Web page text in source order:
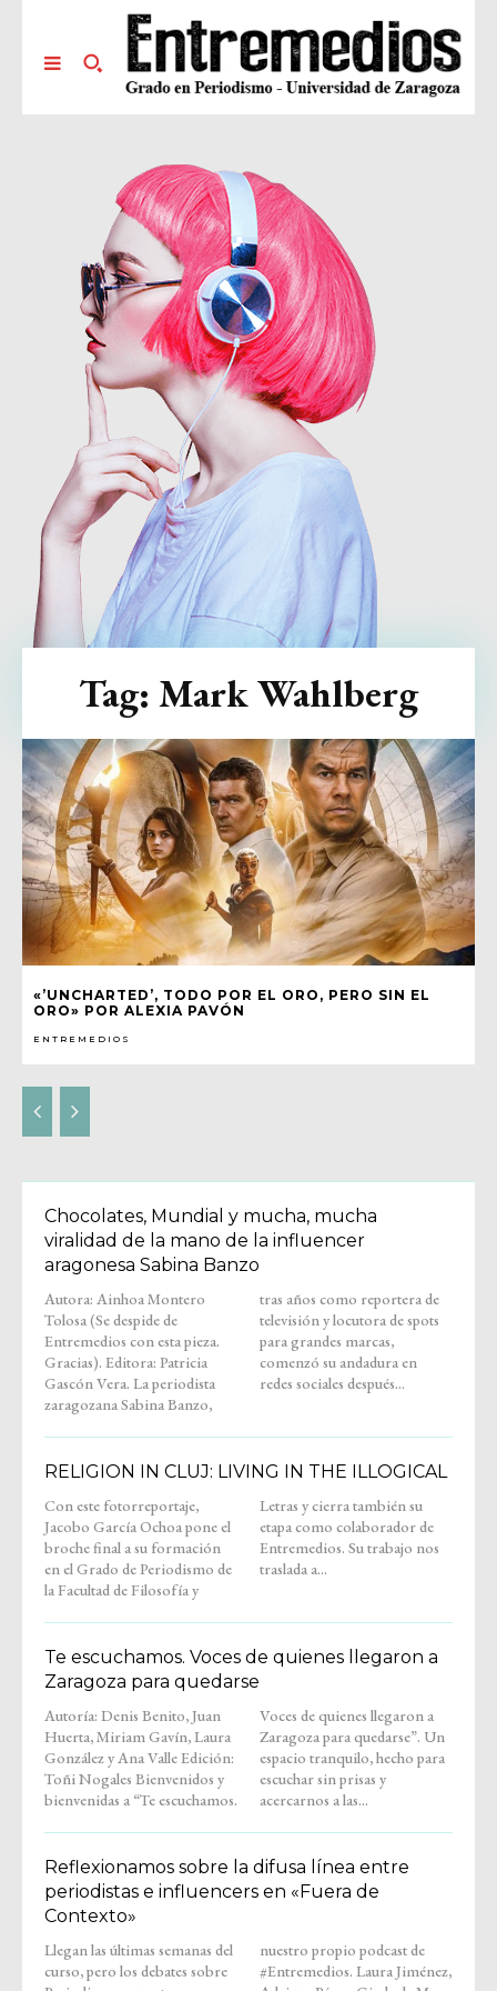
«’UNCHARTED’, TODO POR EL ORO, PERO SIN EL
ORO» POR ALEXIA PAVÓN
ENTREMEDIOS
Tag: Mark Wahlberg
Chocolates, Mundial y mucha, mucha
viralidad de la mano de la influencer
aragonesa Sabina Banzo
Autora: Ainhoa Montero
Tolosa (Se despide de
Entremedios con esta pieza.
Gracias). Editora: Patricia
Gascón Vera. La periodista
zaragozana Sabina Banzo,
tras años como reportera de
televisión y locutora de spots
para grandes marcas,
comenzó su andadura en
redes sociales después...
RELIGION IN CLUJ: LIVING IN THE ILLOGICAL
Con este fotorreportaje,
Jacobo García Ochoa pone el
broche final a su formación
en el Grado de Periodismo de
la Facultad de Filosofía y
Letras y cierra también su
etapa como colaborador de
Entremedios. Su trabajo nos
traslada a...
Te escuchamos. Voces de quienes llegaron a
Zaragoza para quedarse
Autoría: Denis Benito, Juan
Huerta, Miriam Gavín, Laura
González y Ana Valle Edición:
Toñi Nogales Bienvenidos y
bienvenidas a “Te escuchamos.
Voces de quienes llegaron a
Zaragoza para quedarse”. Un
espacio tranquilo, hecho para
escuchar sin prisas y
acercarnos a las...
Reflexionamos sobre la difusa línea entre
periodistas e influencers en «Fuera de
Contexto»
Llegan las últimas semanas del
curso, pero los debates sobre
nuestro propio podcast de
#Entremedios. Laura Jiménez,